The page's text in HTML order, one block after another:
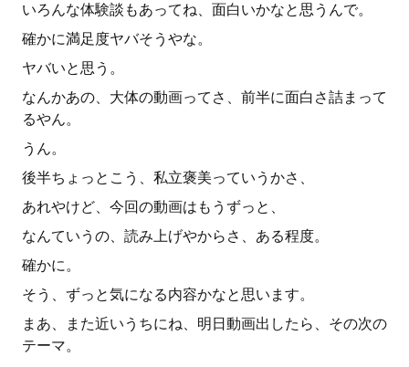
いろんな体験談もあってね、面白いかなと思うんで。
確かに満足度ヤバそうやな。
ヤバいと思う。
なんかあの、大体の動画ってさ、前半に面白さ詰まって
るやん。
うん。
後半ちょっとこう、私立褒美っていうかさ、
あれやけど、今回の動画はもうずっと、
なんていうの、読み上げやからさ、ある程度。
確かに。
そう、ずっと気になる内容かなと思います。
まあ、また近いうちにね、明日動画出したら、その次の
テーマ。